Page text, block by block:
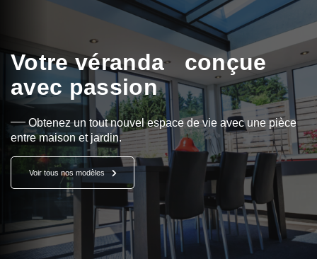
Votre véranda conçue
avec passion
Obtenez un tout nouvel espace de vie avec une pièce
entre maison et jardin.
Voir tous nos modèles